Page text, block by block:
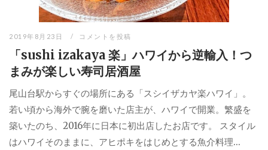
2019年8月23日 コメントを投稿
「sushi izakaya 楽」ハワイから逆輸入！つ
まみが楽しい寿司居酒屋
尾山台駅からすぐの場所にある「スシイザカヤ楽ハワイ」。
若い頃から海外で腕を磨いた店主が、ハワイで開業。繁盛を
築いたのち、2016年に日本に初出店したお店です。 スタイル
はハワイそのままに、アヒポキをはじめとする魚介料理...